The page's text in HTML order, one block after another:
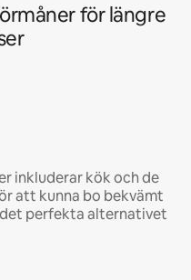
för längre
inkluderar kök och de
att kunna bo bekvämt
det perfekta alternativet